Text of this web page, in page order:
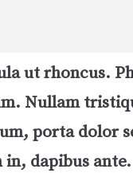
ut rhoncus.
Nullam
porta dolor
in, dapibus ante.